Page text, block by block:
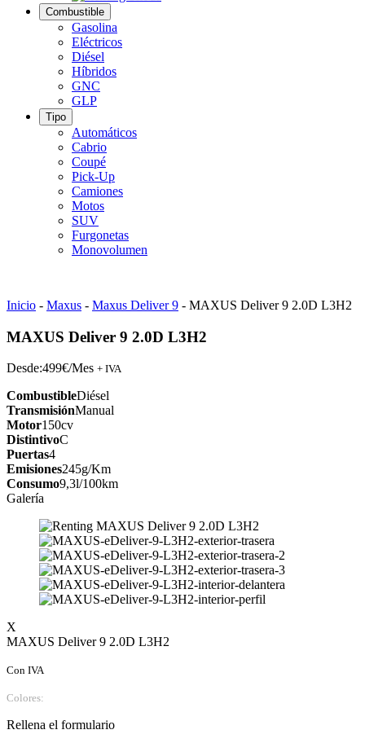
Combustible
Gasolina
Eléctricos
Diésel
Híbridos
GNC
GLP
Tipo
Automáticos
Cabrio
Coupé
Pick-Up
Camiones
Motos
SUV
Furgonetas
Monovolumen
Inicio - Maxus - Maxus Deliver 9 - MAXUS Deliver 9 2.0D L3H2
MAXUS Deliver 9 2.0D L3H2
Desde:499€/Mes + IVA
CombustibleDiésel
TransmisiónManual
Motor150cv
DistintivoC
Puertas4
Emisiones245g/Km
Consumo9,3l/100km
Galería
X
MAXUS Deliver 9 2.0D L3H2
Con IVA
Colores:
Rellena el formulario